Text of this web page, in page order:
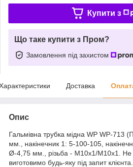
Купити з
Що таке купити з Пром?
Замовлення під захистом
Доставка
Опис
Гальмівна трубка мідна WP WP-713
мм., накінечник 1: 5-100-105,
Ø-4,75 мм., різьба - М10х1/М10х1. Не
виготовимо будь-яку під запит